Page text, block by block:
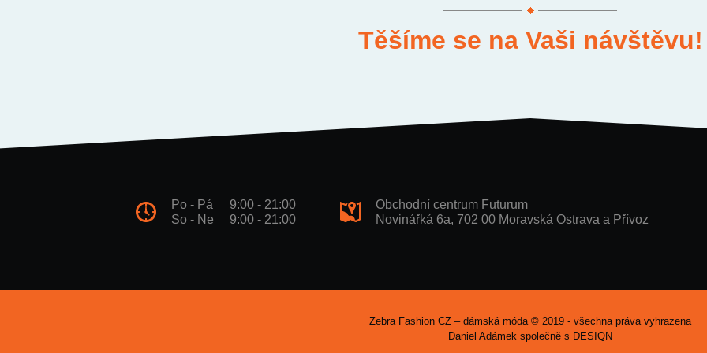
Těšíme se na Vaši návštěvu!
Po - Pá
9:00 - 21:00
So - Ne
9:00 - 21:00
Obchodní centrum Futurum
Novinářká 6a, 702 00 Moravská Ostrava a Přívoz
Zebra Fashion CZ – dámská móda © 2019 - všechna práva vyhrazena
Daniel Adámek společně s DESIQN